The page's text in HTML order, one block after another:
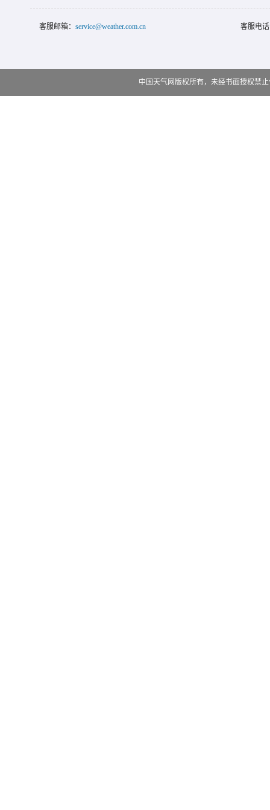
客服邮箱： service@weather.com.cn 客服电
中国天气网版权所有，未经书面授权